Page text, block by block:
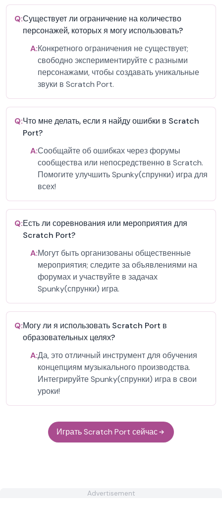
Q:Существует ли ограничение на количество
персонажей, которых я могу использовать?
A:Конкретного ограничения не существует;
свободно экспериментируйте с разными
персонажами, чтобы создавать уникальные
звуки в Scratch Port.
Q:Что мне делать, если я найду ошибки в Scratch
Port?
A:Сообщайте об ошибках через форумы
сообщества или непосредственно в Scratch.
Помогите улучшить Spunky(спрунки) игра для
всех!
Q:Есть ли соревнования или мероприятия для
Scratch Port?
A:Могут быть организованы общественные
мероприятия; следите за объявлениями на
форумах и участвуйте в задачах
Spunky(спрунки) игра.
Q:Могу ли я использовать Scratch Port в
образовательных целях?
A:Да, это отличный инструмент для обучения
концепциям музыкального производства.
Интегрируйте Spunky(спрунки) игра в свои
уроки!
Играть Scratch Port сейчас
Advertisement